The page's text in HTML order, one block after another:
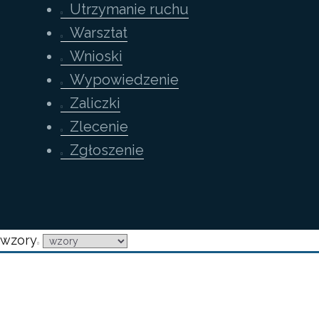
Utrzymanie ruchu
Warsztat
Wnioski
Wypowiedzenie
Zaliczki
Zlecenie
Zgłoszenie
wzory